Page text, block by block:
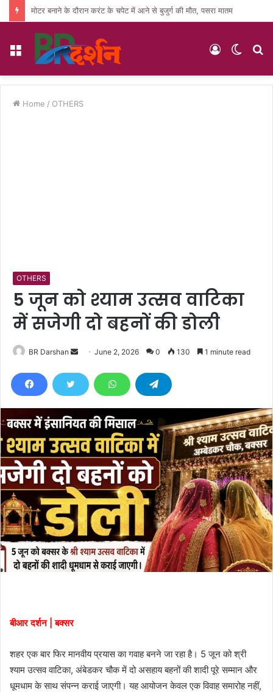
मोटर बनाने के दौरान करंट के चपेट में आने से बुजुर्ग की मौत, पसरा मातम
Menu
Switch
Log
Home / OTHERS
OTHERS
5 जून को श्याम उत्सव वाटिका
में सजेगी दो बहनों की डोली
BR Darshan
d
a
n
e
m
a
i
June 2, 2026 0 130 1 minute read
बीआर दर्शन | बक्सर
शहर एक बार फिर मानवीय प्रयास का गवाह बनने जा रहा है। 5 जून को श्री
श्याम उत्सव वाटिका, अंबेडकर चौक में दो असहाय बहनों की शादी पूरे सम्मान और
धूमधाम के साथ संपन्न कराई जाएगी। यह आयोजन केवल एक विवाह समारोह नहीं,